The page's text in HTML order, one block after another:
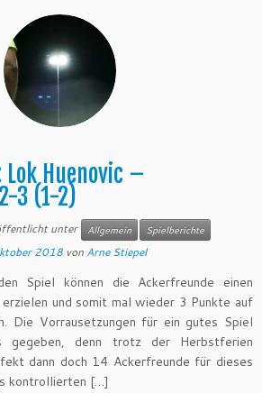
Lok Huenovic –
3 (1-2)
unter Allgemein
Spielberichte
2018 von Arne Stiepel
Spiel können die Ackerfreunde einen
und somit mal wieder 3 Punkte auf
Die Vorrausetzungen für ein gutes Spiel
gegeben, denn trotz der Herbstferien
dann doch 14 Ackerfreunde für dieses
kontrollierten […]